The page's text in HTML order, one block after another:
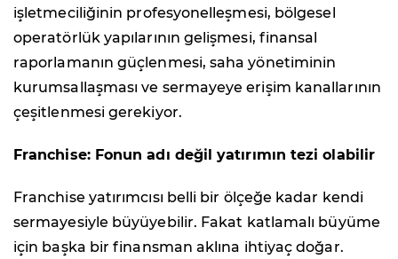
işletmeciliğinin profesyonelleşmesi, bölgesel
operatörlük yapılarının gelişmesi, finansal
raporlamanın güçlenmesi, saha yönetiminin
kurumsallaşması ve sermayeye erişim kanallarının
çeşitlenmesi gerekiyor.
Franchise: Fonun adı değil yatırımın tezi olabilir
Franchise yatırımcısı belli bir ölçeğe kadar kendi
sermayesiyle büyüyebilir. Fakat katlamalı büyüme
için başka bir finansman aklına ihtiyaç doğar.